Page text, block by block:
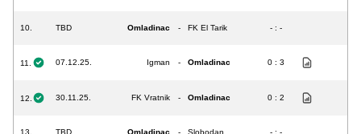
10. TBD Omladinac - FK El Tarik - : -
11. 07.12.25. Igman - Omladinac 0 : 3
12. 30.11.25. FK Vratnik - Omladinac 0 : 2
13. TBD Omladinac - Slobodan - : -